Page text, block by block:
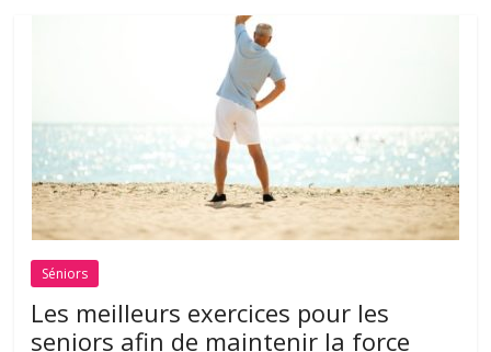
Séniors
Les meilleurs exercices pour les
seniors afin de maintenir la force